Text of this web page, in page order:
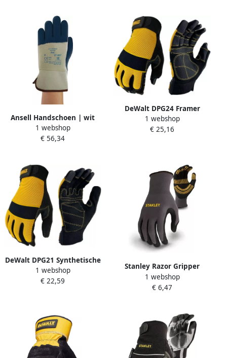
Ansell Handschoen | wit
blauw | BW-jersey m.nitril |
EN 388 PSA-categorie II | 12
1 webshop
€ 56,34
DeWalt DPG24 Framer
Handschoen | 3-vinger
DPG24LEU
1 webshop
€ 25,16
DeWalt DPG21 Synthetische
Gevoerde Handschoen |
Voor Zwaar Gebruik | Maat
1 webshop
€ 22,59
Stanley Razor Gripper
Veiligheids Handschoenen |
SY510L EU
1 webshop
€ 6,47